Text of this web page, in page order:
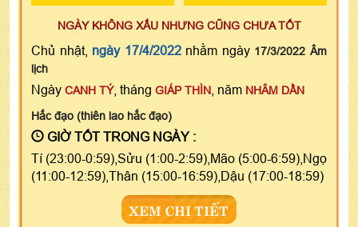
NGÀY KHÔNG XẤU NHƯNG CŨNG CHƯA TỐT
Chủ nhật, ngày 17/4/2022nhằm ngày 17/3/2022 Âm
lịch
Ngày CANH TÝ, tháng GIÁP THÌN , năm NHÂM DẦN
Hắc đạo (thiên lao hắc đạo)
GIỜ TỐT TRONG NGÀY :
Tí (23:00-0:59),Sửu (1:00-2:59),Mão (5:00-6:59),Ngọ
(11:00-12:59),Thân (15:00-16:59),Dậu (17:00-18:59)
XEM CHI TIẾT